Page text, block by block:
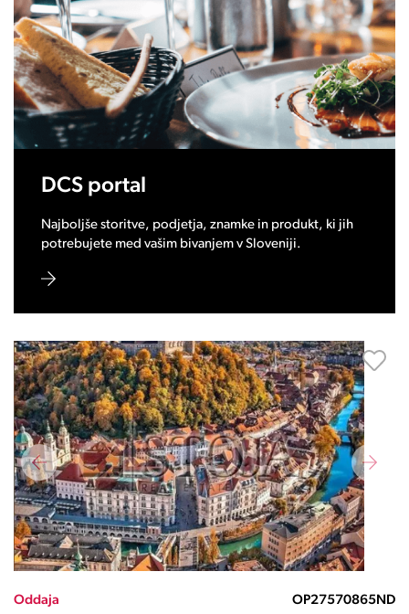
DCS portal
Najboljše storitve, podjetja, znamke in produkt, ki jih
potrebujete med vašim bivanjem v Sloveniji.
Oddaja OP27570865ND